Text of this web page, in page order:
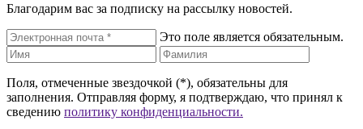
Благодарим вас за подписку на рассылку новостей.
Это поле является обязательным.
Поля, отмеченные звездочкой (*), обязательны для
заполнения. Отправляя форму, я подтверждаю, что принял к
сведению политику конфиденциальности.